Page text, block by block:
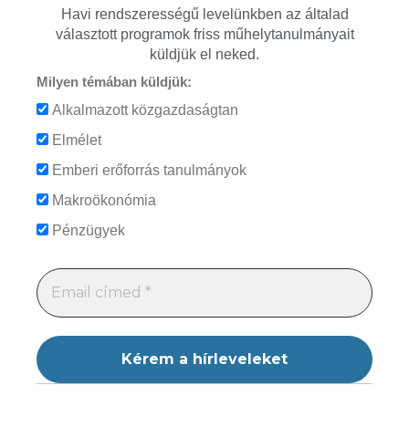
Havi rendszerességű levelünkben az általad
választott programok friss műhelytanulmányait
küldjük el neked.
Milyen témában küldjük:
Alkalmazott közgazdaságtan
Elmélet
Emberi erőforrás tanulmányok
Makroökonómia
Pénzügyek